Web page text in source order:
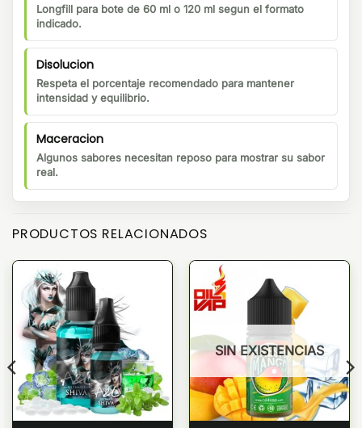
Longfill para bote de 60 ml o 120 ml segun el formato
indicado.
Disolucion
Respeta el porcentaje recomendado para mantener
intensidad y equilibrio.
Maceracion
Algunos sabores necesitan reposo para mostrar su sabor
real.
PRODUCTOS RELACIONADOS
SIN EXISTENCIAS